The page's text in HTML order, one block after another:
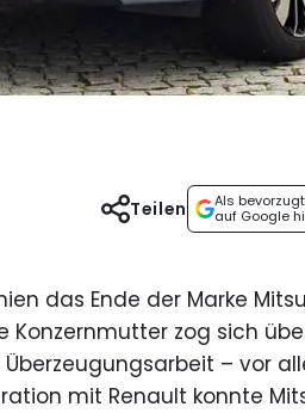
Als
auf Google
Teilen
das Ende der Marke
Konzernmutter zog sich
– vor
mit Renault konnte